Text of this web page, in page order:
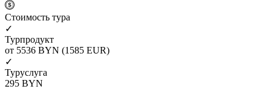
Cтоимость тура
✓
Турпродукт
от 5536 BYN (1585 EUR)
✓
Туруслуга
295 BYN